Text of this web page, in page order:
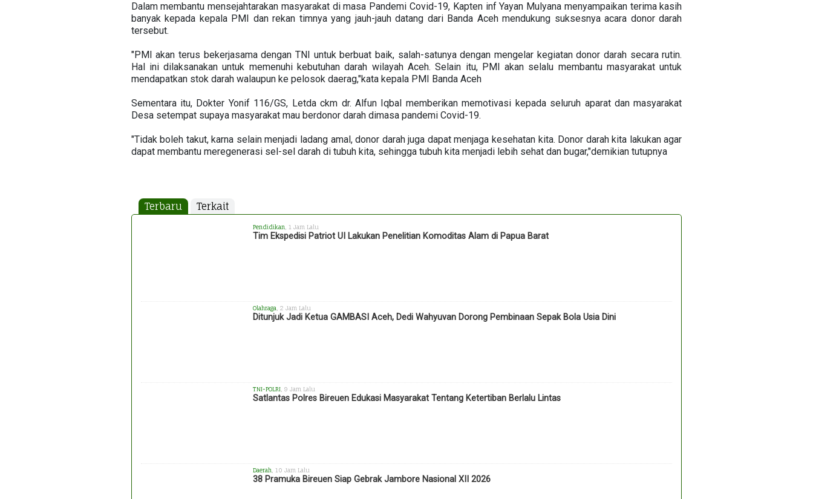
Dalam membantu mensejahtarakan masyarakat di masa Pandemi Covid-19, Kapten inf Yayan Mulyana menyampaikan terima kasih
banyak kepada kepala PMI dan rekan timnya yang jauh-jauh datang dari Banda Aceh mendukung suksesnya acara donor darah
tersebut.
"PMI akan terus bekerjasama dengan TNI untuk berbuat baik, salah-satunya dengan mengelar kegiatan donor darah secara rutin.
Hal ini dilaksanakan untuk memenuhi kebutuhan darah wilayah Aceh. Selain itu, PMI akan selalu membantu masyarakat untuk
mendapatkan stok darah walaupun ke pelosok daerag,"kata kepala PMI Banda Aceh
Sementara itu, Dokter Yonif 116/GS, Letda ckm dr. Alfun Iqbal memberikan memotivasi kepada seluruh aparat dan masyarakat
Desa setempat supaya masyarakat mau berdonor darah dimasa pandemi Covid-19.
"Tidak boleh takut, karna selain menjadi ladang amal, donor darah juga dapat menjaga kesehatan kita. Donor darah kita lakukan agar
dapat membantu meregenerasi sel-sel darah di tubuh kita, sehingga tubuh kita menjadi lebih sehat dan bugar,"demikian tutupnya
Terbaru Terkait
Pendidikan , 1 Jam Lalu
Tim Ekspedisi Patriot UI Lakukan Penelitian Komoditas Alam di Papua Barat
Olahraga , 2 Jam Lalu
Ditunjuk Jadi Ketua GAMBASI Aceh, Dedi Wahyuvan Dorong Pembinaan Sepak Bola Usia Dini
TNI-POLRI , 9 Jam Lalu
Satlantas Polres Bireuen Edukasi Masyarakat Tentang Ketertiban Berlalu Lintas
Daerah , 10 Jam Lalu
38 Pramuka Bireuen Siap Gebrak Jambore Nasional XII 2026